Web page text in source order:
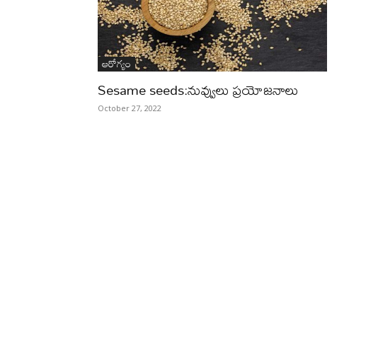
ఆరోగ్యం
Sesame seeds:నువ్వులు ప్రయోజనాలు
October 27, 2022